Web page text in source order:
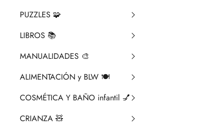
PUZZLES 🧩
LIBROS 📚​
MANUALIDADES 🎨​
ALIMENTACIÓN y BLW 🍽️
COSMÉTICA Y BAÑO infantil 💅
CRIANZA ​🧸​